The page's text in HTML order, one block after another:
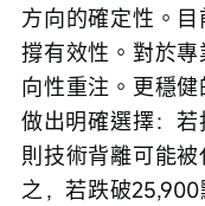
方向的確定性。
撐有效性。對於
向性重注。更穩
做出明確選擇：若
則技術背離可能
之，若跌破